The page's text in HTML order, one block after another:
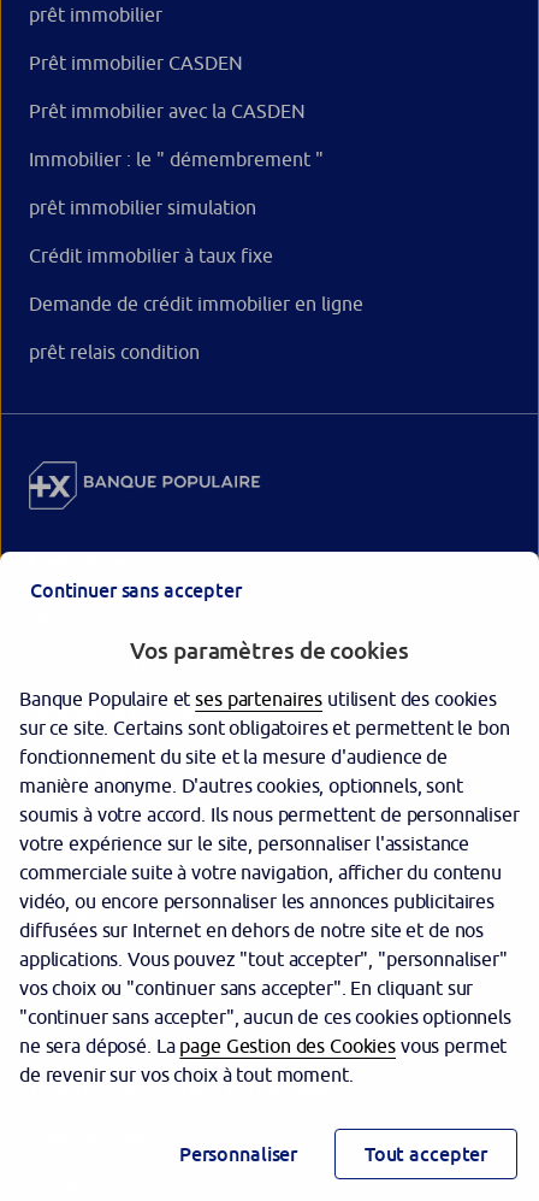
prêt immobilier
Prêt immobilier CASDEN
Prêt immobilier avec la CASDEN
Immobilier : le " démembrement "
prêt immobilier simulation
Crédit immobilier à taux fixe
Demande de crédit immobilier en ligne
prêt relais condition
Nous contacter
Clôturer un produit
Nos offres
Votre Banque Populaire
Garantie des dépôts
Protection des données personnelles
Continuer sans accepter
Vos paramètres de cookies
Banque Populaire etses partenaires utilisent des cookies
sur ce site. Certains sont obligatoires et permettent le bon
fonctionnement du site et la mesure d'audience de
manière anonyme. D'autres cookies, optionnels, sont
soumis à votre accord. Ils nous permettent de personnaliser
votre expérience sur le site, personnaliser l'assistance
commerciale suite à votre navigation, afficher du contenu
vidéo, ou encore personnaliser les annonces publicitaires
diffusées sur Internet en dehors de notre site et de nos
applications. Vous pouvez "tout accepter", "personnaliser"
vos choix ou "continuer sans accepter". En cliquant sur
"continuer sans accepter", aucun de ces cookies optionnels
ne sera déposé. La page Gestion des Cookiesvous permet
de revenir sur vos choix à tout moment.
Personnaliser Tout accepter